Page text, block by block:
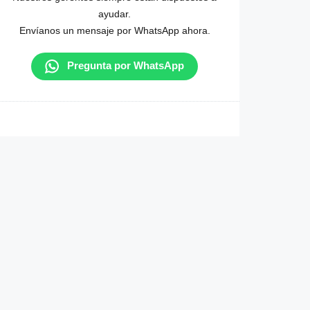
ayudar.
Envíanos un mensaje por WhatsApp ahora.
Pregunta por WhatsApp